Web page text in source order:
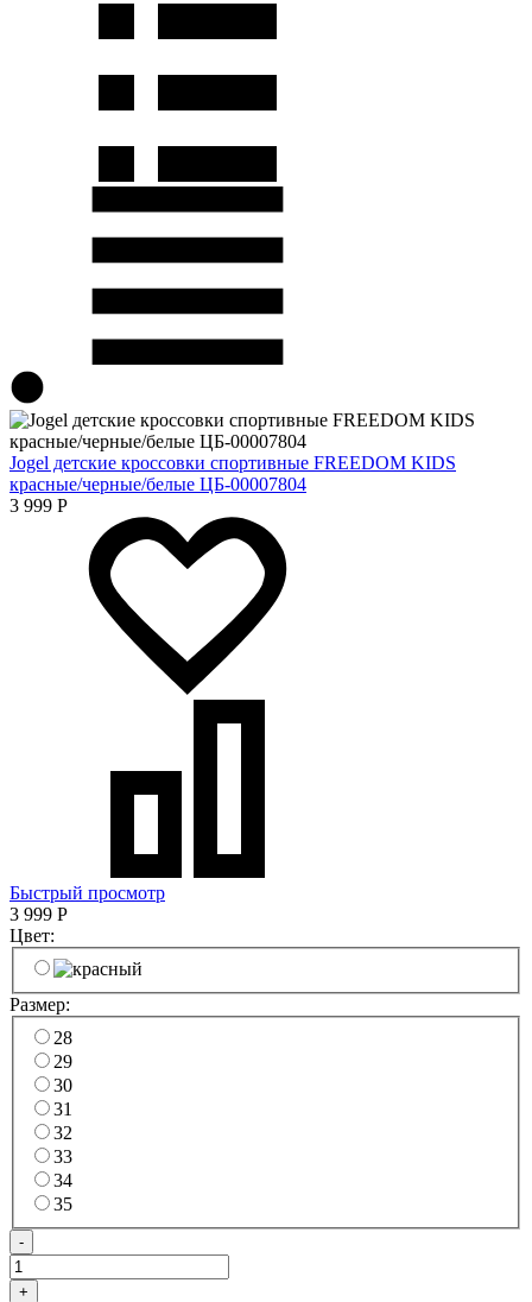
Jogel детские кроссовки спортивные FREEDOM KIDS
красные/черные/белые ЦБ-00007804
3 999 Р
Быстрый просмотр
3 999 Р
Цвет:
Размер:
28
29
30
31
32
33
34
35
-
+